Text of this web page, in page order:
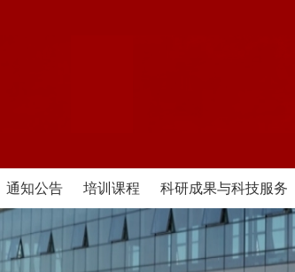
通知公告 培训课程 科研成果与科技服务